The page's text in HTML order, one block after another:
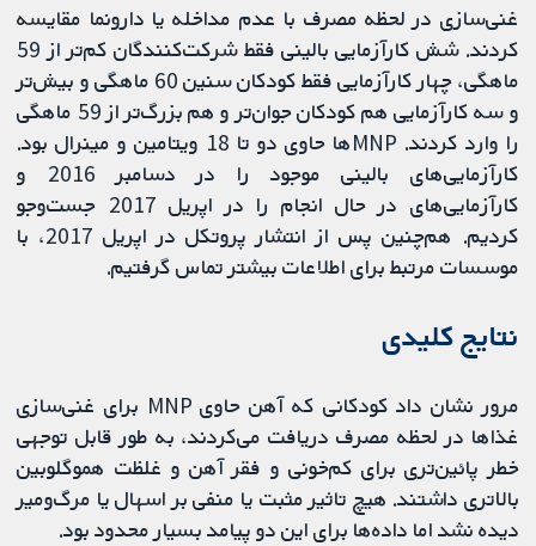
غنی‌سازی در لحظه مصرف با عدم مداخله یا دارونما مقایسه
کردند. شش کارآزمایی بالینی فقط شرکت‏‌کنندگان کم‌تر از 59
ماهگی، چهار کارآزمایی فقط کودکان سنین 60 ماهگی و بیش‌تر
و سه کارآزمایی هم کودکان جوان‌تر و هم بزرگ‌تر از 59 ماهگی
را وارد کردند. MNPها حاوی دو تا 18 ویتامین و مینرال بود.
کارآزمایی‌های بالینی موجود را در دسامبر 2016 و
کارآزمایی‌های در حال انجام را در اپریل 2017 جست‌وجو
کردیم. هم‌چنین پس از انتشار پروتکل در اپریل 2017، با
موسسات مرتبط برای اطلاعات بیشتر تماس گرفتیم.
نتایج کلیدی
مرور نشان داد کودکانی که آهن حاوی MNP برای غنی‌سازی
غذاها در لحظه مصرف دریافت می‌کردند، به طور قابل توجهی
خطر پائین‌تری برای کم‌خونی و فقر آهن و غلظت هموگلوبین
بالاتری داشتند. هیچ تاثیر مثبت یا منفی بر اسهال یا مرگ‌ومیر
دیده نشد اما داده‌ها برای این دو پیامد بسیار محدود بود.